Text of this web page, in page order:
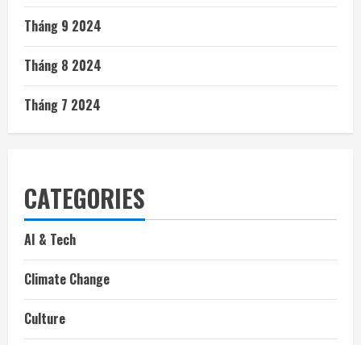
Tháng 9 2024
Tháng 8 2024
Tháng 7 2024
CATEGORIES
AI & Tech
Climate Change
Culture